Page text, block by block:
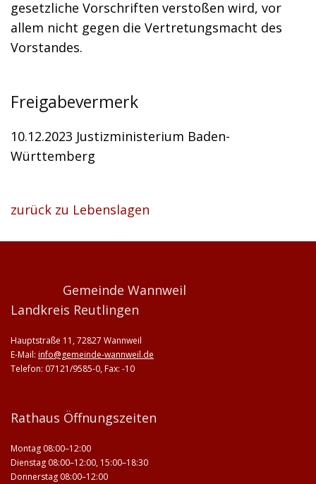
gesetzliche Vorschriften verstoßen wird, vor
allem nicht gegen die Vertretungsmacht des
Vorstandes.
Freigabevermerk
10.12.2023 Justizministerium Baden-
Württemberg
zurück zu Lebenslagen
Gemeinde Wannweil
Landkreis Reutlingen
Hauptstraße 11, 72827 Wannweil
E-Mail: info@gemeinde-wannweil.de
Telefon: 07121/9585-0, Fax: -10
Rathaus Öffnungszeiten
Montag 08:00–12:00
Dienstag 08:00–12:00, 15:00–18:30
Donnerstag 08:00–12:00